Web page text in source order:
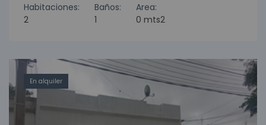
Habitaciones:
2
Baños:
1
Area:
0 mts2
En alquiler